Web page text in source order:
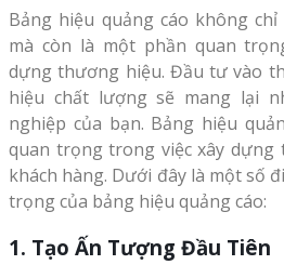
Bảng hiệu quảng cáo không
mà còn là một phần quan
dựng thương hiệu. Đầu tư vào
hiệu chất lượng sẽ mang lại
nghiệp của bạn. Bảng hiệu
quan trọng trong việc xây
khách hàng. Dưới đây là một số
trọng của bảng hiệu quảng cáo:
1. Tạo Ấn Tượng Đầu Tiên